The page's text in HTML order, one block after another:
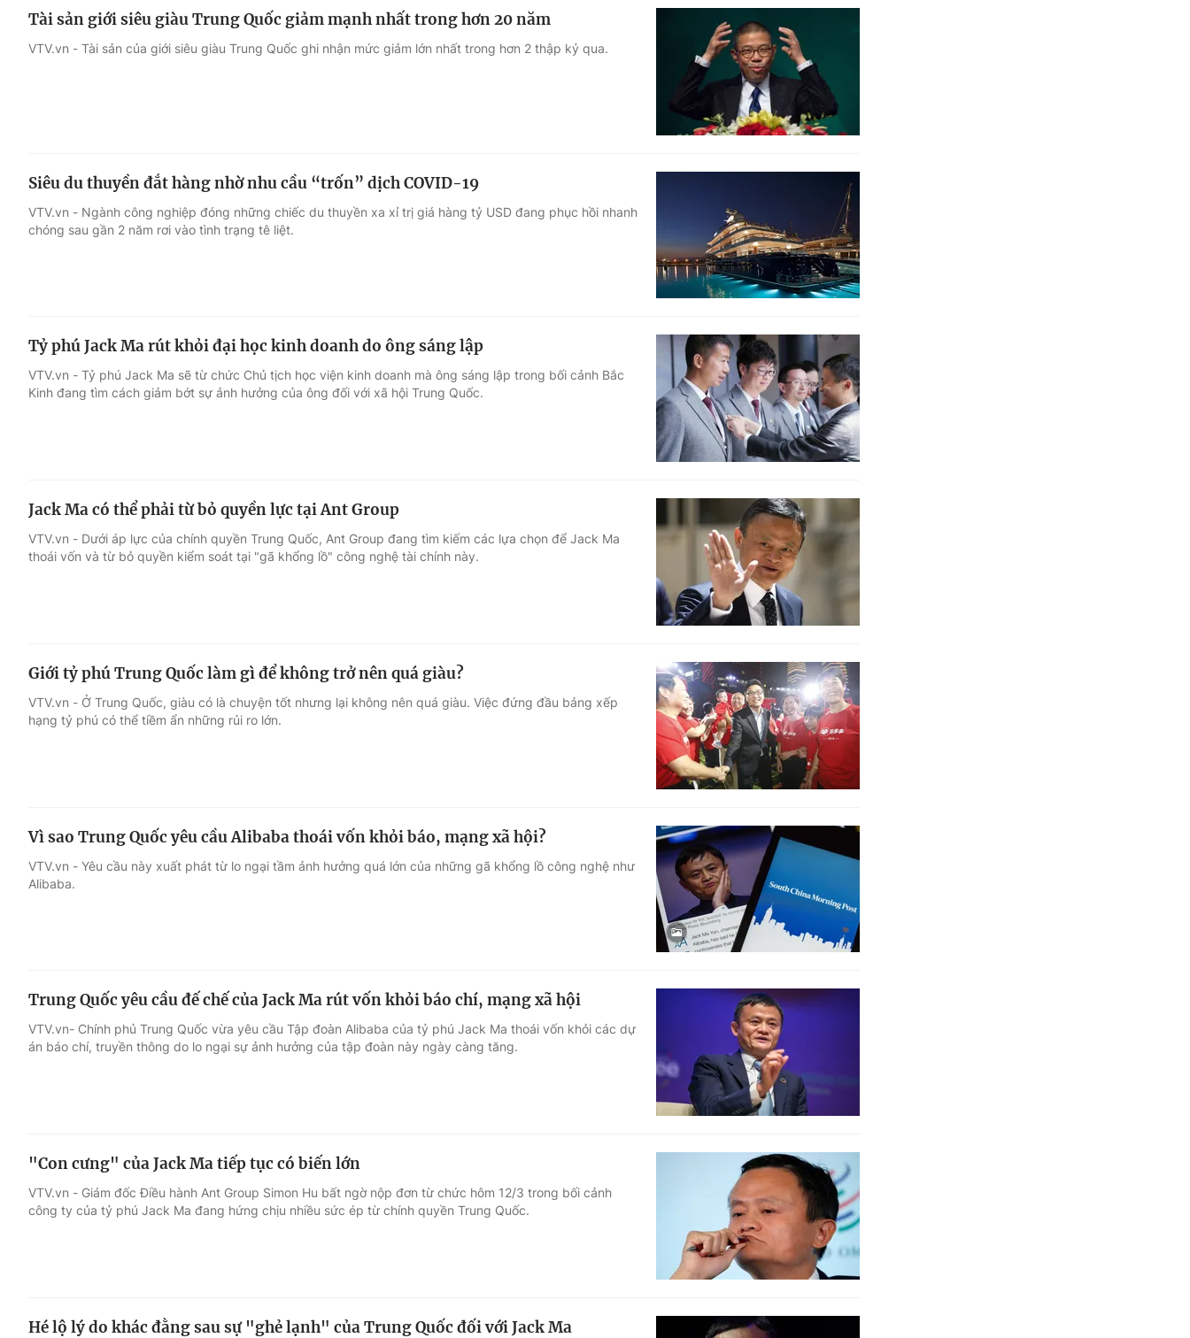
Tài sản giới siêu giàu Trung Quốc giảm mạnh nhất trong hơn 20 năm
VTV.vn - Tài sản của giới siêu giàu Trung Quốc ghi nhận mức giảm lớn nhất trong hơn 2 thập kỷ qua.
Siêu du thuyền đắt hàng nhờ nhu cầu “trốn” dịch COVID-19
VTV.vn - Ngành công nghiệp đóng những chiếc du thuyền xa xỉ trị giá hàng tỷ USD đang phục hồi nhanh
chóng sau gần 2 năm rơi vào tình trạng tê liệt.
Tỷ phú Jack Ma rút khỏi đại học kinh doanh do ông sáng lập
VTV.vn - Tỷ phú Jack Ma sẽ từ chức Chủ tịch học viện kinh doanh mà ông sáng lập trong bối cảnh Bắc
Kinh đang tìm cách giảm bớt sự ảnh hưởng của ông đối với xã hội Trung Quốc.
Jack Ma có thể phải từ bỏ quyền lực tại Ant Group
VTV.vn - Dưới áp lực của chính quyền Trung Quốc, Ant Group đang tìm kiếm các lựa chọn để Jack Ma
thoái vốn và từ bỏ quyền kiểm soát tại "gã khổng lồ" công nghệ tài chính này.
Giới tỷ phú Trung Quốc làm gì để không trở nên quá giàu?
VTV.vn - Ở Trung Quốc, giàu có là chuyện tốt nhưng lại không nên quá giàu. Việc đứng đầu bảng xếp
hạng tỷ phú có thể tiềm ẩn những rủi ro lớn.
Vì sao Trung Quốc yêu cầu Alibaba thoái vốn khỏi báo, mạng xã hội?
VTV.vn - Yêu cầu này xuất phát từ lo ngại tầm ảnh hưởng quá lớn của những gã khổng lồ công nghệ như
Alibaba.
Trung Quốc yêu cầu đế chế của Jack Ma rút vốn khỏi báo chí, mạng xã hội
VTV.vn- Chính phủ Trung Quốc vừa yêu cầu Tập đoàn Alibaba của tỷ phú Jack Ma thoái vốn khỏi các dự
án báo chí, truyền thông do lo ngại sự ảnh hưởng của tập đoàn này ngày càng tăng.
"Con cưng" của Jack Ma tiếp tục có biến lớn
VTV.vn - Giám đốc Điều hành Ant Group Simon Hu bất ngờ nộp đơn từ chức hôm 12/3 trong bối cảnh
công ty của tỷ phú Jack Ma đang hứng chịu nhiều sức ép từ chính quyền Trung Quốc.
Hé lộ lý do khác đằng sau sự "ghẻ lạnh" của Trung Quốc đối với Jack Ma